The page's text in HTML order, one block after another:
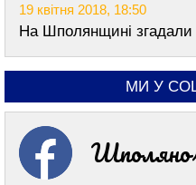
19 квітня 2018, 18:50
На Шполянщині згадали
МИ У